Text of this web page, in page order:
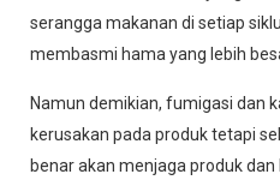
serangga makanan di setiap
membasmi hama yang lebih
Namun demikian, fumigasi dan
kerusakan pada produk tetapi
benar akan menjaga produk